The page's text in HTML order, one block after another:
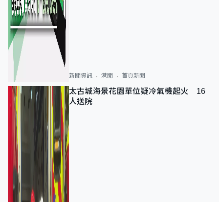
新聞資訊 港聞 首頁新聞
太古城海景花園單位疑冷氣機起火 16
人送院